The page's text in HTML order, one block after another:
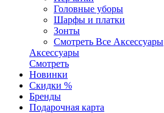
Головные уборы
Шарфы и платки
Зонты
Смотреть Все Аксессуары
Аксессуары
Смотреть
Новинки
Скидки %
Бренды
Подарочная карта